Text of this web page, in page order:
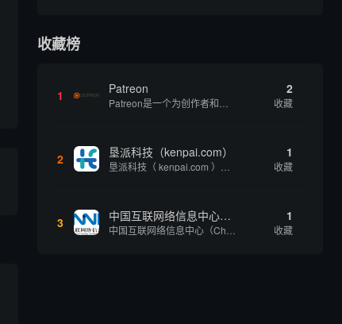
收藏榜
1 Patreon 2
收藏
2 垦派科技（kenpai.com） 1
收藏
3 中国互联网络信息中心（CNNIC） 1
收藏